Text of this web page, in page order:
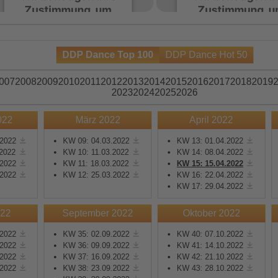
Zustimmung, um
Wir verwenden Spotify,
um Inhalte einzubetten.
Aktivitäten sammeln.
Bitte lesen Sie die Details
durch und stimmen Sie
der Nutzung des Service
zu, um diese Inhalte
anzuzeigen.
Mehr Informationen
Akzeptieren
powered byUsercentrics
Consent Management
Zustimmung,
Wir verwenden
um Inhalte
Aktivitäten sammeln.
Bitte lesen Sie die
durch und stimmen
der Nutzung des
zu, um diese Inhalte
anzuzeigen.
Mehr Informationen
Akzeptieren
powered by
DDP Dance Top 100 DDP Dance Hot 50
2008200920102011 20122013201420152016201720182019
2023202420252026
März 2022
KW 09: 04.03.2022
KW 10: 11.03.2022
KW 11: 18.03.2022
KW 12: 25.03.2022
April 2022
KW 13: 01.04.2022
KW 14: 08.04.2022
KW 15: 15.04.2022
KW 16: 22.04.2022
KW 17: 29.04.2022
September 2022
KW 35: 02.09.2022
KW 36: 09.09.2022
KW 37: 16.09.2022
KW 38: 23.09.2022
Oktober 2022
KW 40: 07.10.2022
KW 41: 14.10.2022
KW 42: 21.10.2022
KW 43: 28.10.2022